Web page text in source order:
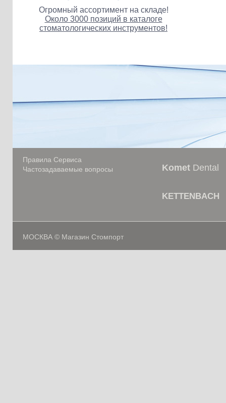
Огромный ассортимент на складе!
Около 3000 позиций в каталоге
стоматологических инструментов!
Правила Сервиса
Частозадаваемые вопросы
Komet Dental
KETTENBACH
МОСКВА © Магазин Стомпорт